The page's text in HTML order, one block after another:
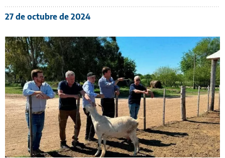
27 de octubre de 2024